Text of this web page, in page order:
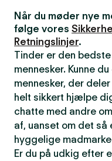
Når du møder nye
følge vores
Retningslinjer.
Tinder er den
mennesker. Kunne
mennesker, der
helt sikkert hjælpe
chatte med andre
af, uanset om det så
hyggelige
Er du på udkig efter